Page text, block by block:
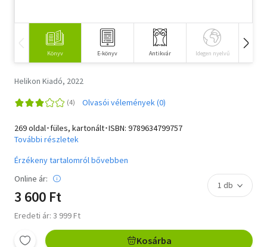
Könyv E-könyv Antikvár Idegen nyelvű
Helikon Kiadó, 2022
Olvasói vélemények (0)
269 oldal･füles, kartonált･ISBN: 9789634799757
További részletek
Érzékeny tartalomról bővebben
Online ár:
3 600 Ft
Eredeti ár: 3 999 Ft
Kosárba